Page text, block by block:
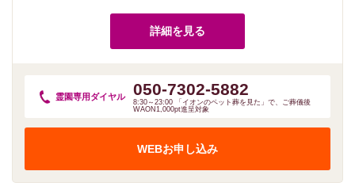
詳細を見る
霊園専用 ダイヤル 050-7302-5882
8:30～23:00 「イオンのペット葬を見た」で、ご葬儀後
WAON1,000pt進呈対象
WEBお申し込み